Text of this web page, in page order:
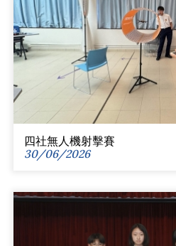
四社無人機射擊賽
30/06/2026